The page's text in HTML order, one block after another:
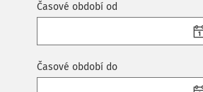
Časové období od
Časové období do